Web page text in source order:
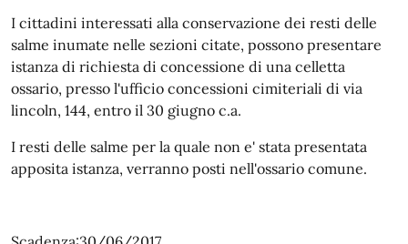
I cittadini interessati alla conservazione dei resti delle
salme inumate nelle sezioni citate, possono presentare
istanza di richiesta di concessione di una celletta
ossario, presso l'ufficio concessioni cimiteriali di via
lincoln, 144, entro il 30 giugno c.a.
I resti delle salme per la quale non e' stata presentata
apposita istanza, verranno posti nell'ossario comune.